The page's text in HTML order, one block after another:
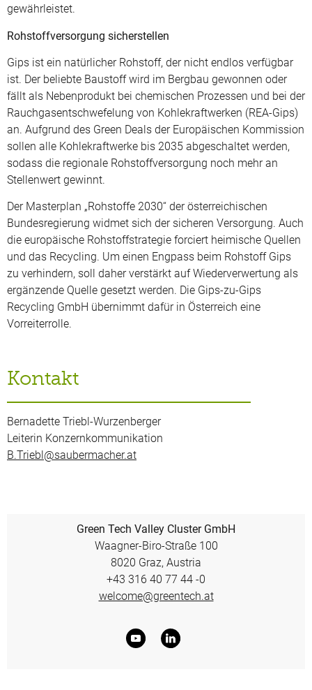
gewährleistet.
Rohstoffversorgung sicherstellen
Gips ist ein natürlicher Rohstoff, der nicht endlos verfügbar
ist. Der beliebte Baustoff wird im Bergbau gewonnen oder
fällt als Nebenprodukt bei chemischen Prozessen und bei der
Rauchgasentschwefelung von Kohlekraftwerken (REA-Gips)
an. Aufgrund des Green Deals der Europäischen Kommission
sollen alle Kohlekraftwerke bis 2035 abgeschaltet werden,
sodass die regionale Rohstoffversorgung noch mehr an
Stellenwert gewinnt.
Der Masterplan „Rohstoffe 2030“ der österreichischen
Bundesregierung widmet sich der sicheren Versorgung. Auch
die europäische Rohstoffstrategie forciert heimische Quellen
und das Recycling. Um einen Engpass beim Rohstoff Gips
zu verhindern, soll daher verstärkt auf Wiederverwertung als
ergänzende Quelle gesetzt werden. Die Gips-zu-Gips
Recycling GmbH übernimmt dafür in Österreich eine
Vorreiterrolle.
Kontakt
Bernadette Triebl-Wurzenberger
Leiterin Konzernkommunikation
B.Triebl@saubermacher.at
Green Tech Valley Cluster GmbH
Waagner-Biro-Straße 100
8020 Graz, Austria
+43 316 40 77 44 -0
welcome@greentech.at